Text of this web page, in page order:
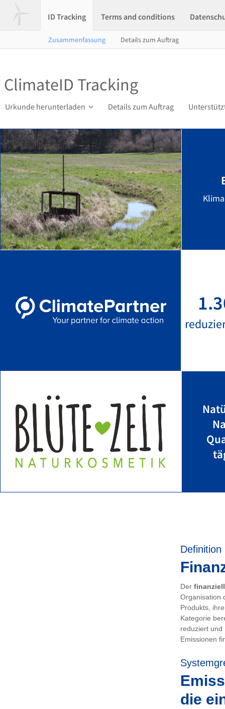
ID Tracking Terms and conditions
Zusammenfassung Details zum Auftrag
ClimateID Tracking
Urkunde herunterladen Details zum Auftrag
Definition
Der
Organisation
Produkts,
Kategorie
reduziert und
Emissionen
die